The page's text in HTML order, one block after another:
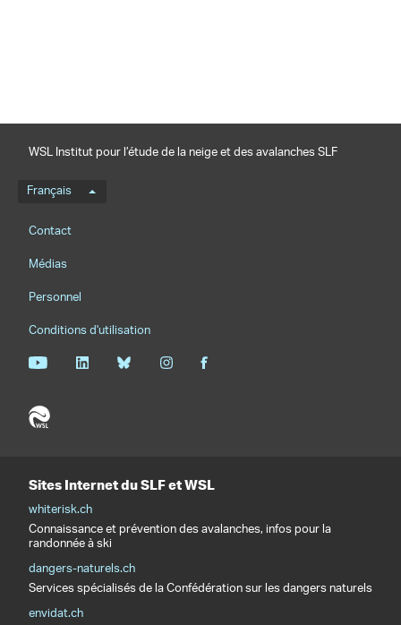
WSL Institut pour l’étude de la neige et des avalanches SLF
Menu de langue
Français
Footernavigation
Contact
Médias
Personnel
Conditions d'utilisation
Sites Internet du SLF et WSL
whiterisk.ch
Connaissance et prévention des avalanches, infos pour la
randonnée à ski
dangers-naturels.ch
Services spécialisés de la Confédération sur les dangers naturels
envidat.ch